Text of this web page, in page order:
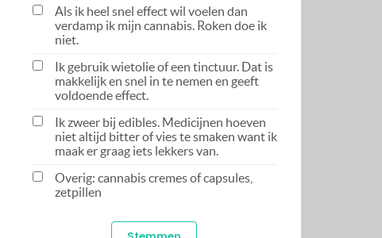
Als ik heel snel effect wil voelen dan
verdamp ik mijn cannabis. Roken doe ik
niet.
Ik gebruik wietolie of een tinctuur. Dat is
makkelijk en snel in te nemen en geeft
voldoende effect.
Ik zweer bij edibles. Medicijnen hoeven
niet altijd bitter of vies te smaken want ik
maak er graag iets lekkers van.
Overig: cannabis cremes of capsules,
zetpillen